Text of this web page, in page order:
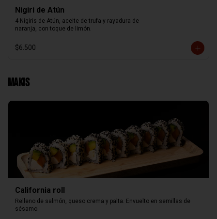
Nigiri de Atún
4 Nigiris de Atún, aceite de trufa y rayadura de
naranja, con toque de limón.
$6.500
Makis
California roll
Relleno de salmón, queso crema y palta. Envuelto en semillas de
sésamo.